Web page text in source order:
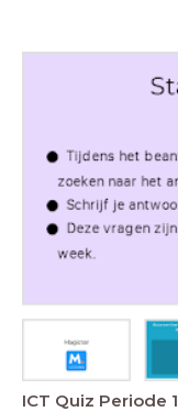
ICT Quiz Periode 1